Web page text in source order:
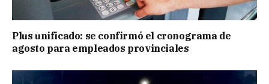
Plus unificado: se confirmó el cronograma de
agosto para empleados provinciales